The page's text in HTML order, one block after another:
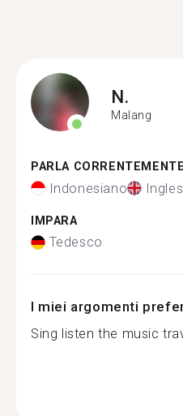
N.
Malang
PARLA CORRENTEMENTE
Indonesiano
IMPARA
Tedesco
I miei argomenti
Sing listen the music